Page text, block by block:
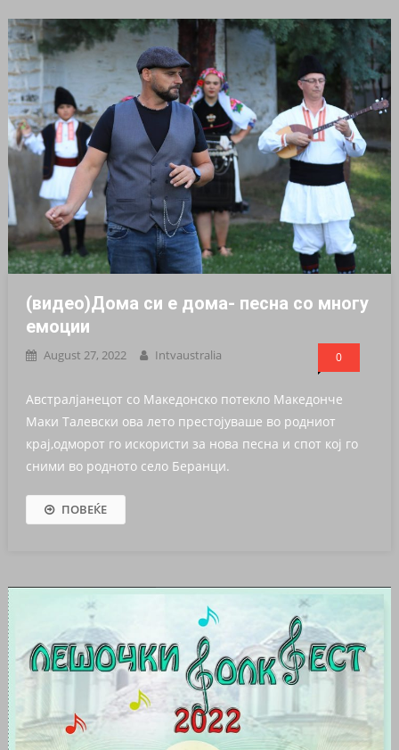
(видео)Дома си е дома- песна со многу
емоции
August 27, 2022 Intvaustralia 0
Австралјанецот со Македонско потекло Македонче
Маки Талевски ова лето престојуваше во родниот
крај,одморот го искористи за нова песна и спот кој го
сними во родното село Беранци.
ПОВЕЌЕ